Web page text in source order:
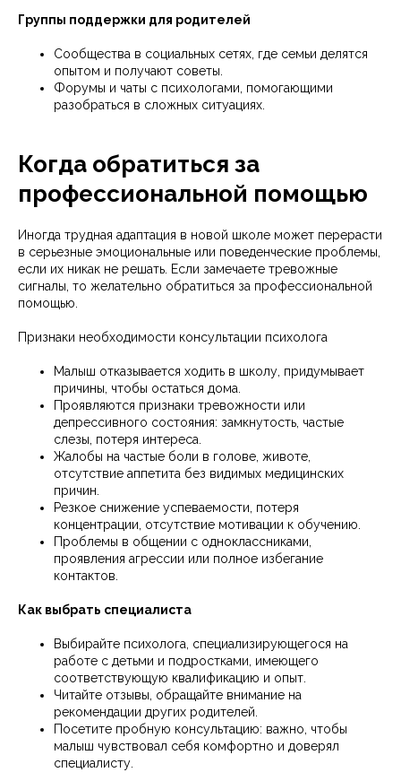
Группы поддержки для родителей
Сообщества в социальных сетях, где семьи делятся
опытом и получают советы.
Форумы и чаты с психологами, помогающими
разобраться в сложных ситуациях.
Когда обратиться за
профессиональной помощью
Иногда трудная адаптация в новой школе может перерасти
в серьезные эмоциональные или поведенческие проблемы,
если их никак не решать. Если замечаете тревожные
сигналы, то желательно обратиться за профессиональной
помощью.
Признаки необходимости консультации психолога
Малыш отказывается ходить в школу, придумывает
причины, чтобы остаться дома.
Проявляются признаки тревожности или
депрессивного состояния: замкнутость, частые
слезы, потеря интереса.
Жалобы на частые боли в голове, животе,
отсутствие аппетита без видимых медицинских
причин.
Резкое снижение успеваемости, потеря
концентрации, отсутствие мотивации к обучению.
Проблемы в общении с одноклассниками,
проявления агрессии или полное избегание
контактов.
Как выбрать специалиста
Выбирайте психолога, специализирующегося на
работе с детьми и подростками, имеющего
соответствующую квалификацию и опыт.
Читайте отзывы, обращайте внимание на
рекомендации других родителей.
Посетите пробную консультацию: важно, чтобы
малыш чувствовал себя комфортно и доверял
специалисту.